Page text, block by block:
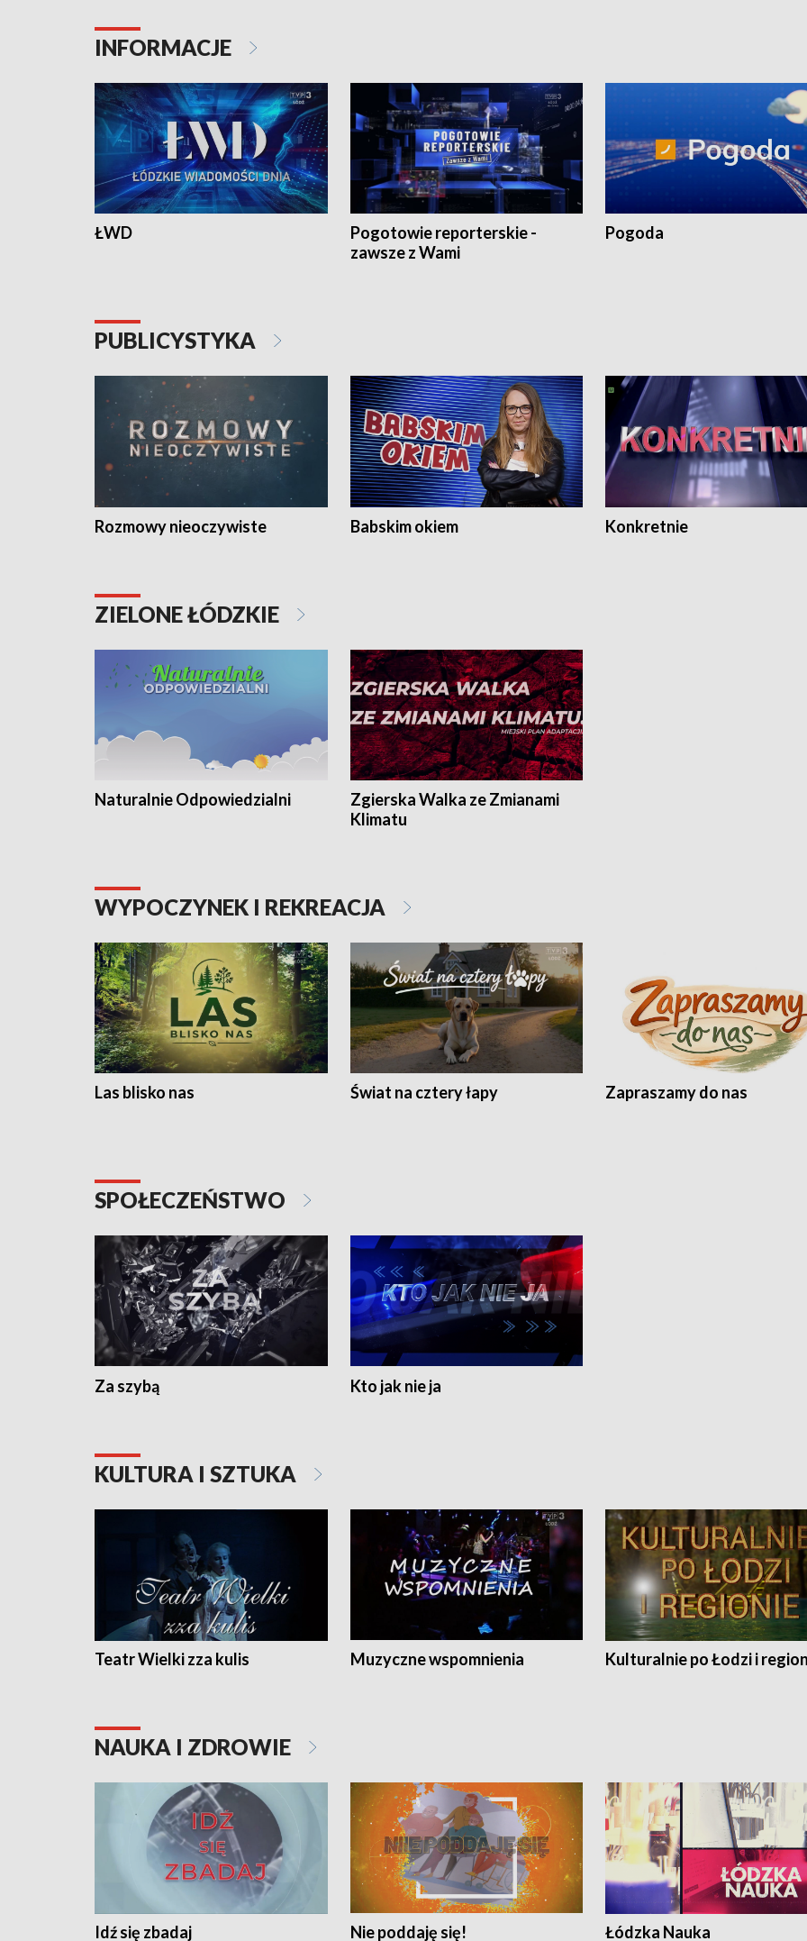
INFORMACJE
ŁWD
Pogotowie reporterskie -
zawsze z Wami
Pogoda
PUBLICYSTYKA
Rozmowy nieoczywiste Babskim okiem Konkretnie
ZIELONE ŁÓDZKIE
Naturalnie Odpowiedzialni
Zgierska Walka ze Zmianami
Klimatu
WYPOCZYNEK I REKREACJA
Las blisko nas Świat na cztery łapy Zapraszamy do nas
SPOŁECZEŃSTWO
Za szybą Kto jak nie ja
KULTURA I SZTUKA
Teatr Wielki zza kulis Muzyczne wspomnienia Kulturalnie po Łodzi i
NAUKA I ZDROWIE
Idź się zbadaj Nie poddaję się! Łódzka Nauka